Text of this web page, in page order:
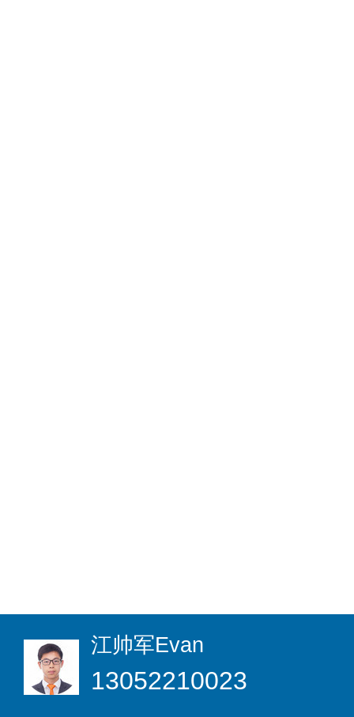
江帅军Evan
13052210023